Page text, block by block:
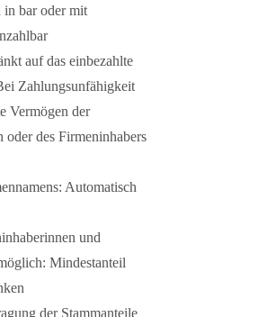
in bar oder mit
auf das einbezahlte
Zahlungsunfähigkeit
Vermögen der
oder des Firmeninhabers
Automatisch
und
Mindestanteil
der Stammanteile